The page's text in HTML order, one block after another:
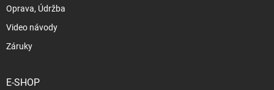
Oprava, Údržba
Video návody
Záruky
E-SHOP